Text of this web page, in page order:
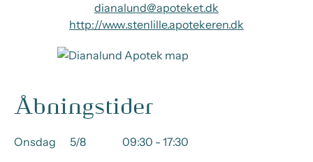
dianalund@apoteket.dk
http://www.stenlille.apotekeren.dk
Åbningstider
Onsdag 5/8
09:30 - 17:30